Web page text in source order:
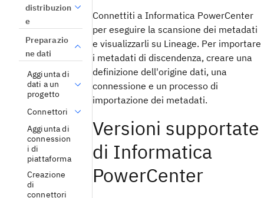
distribuzion
e
Preparazio
ne dati
Aggiunta di
dati a un
progetto
Connettori
Aggiunta di
connession
i di
piattaforma
Creazione
di
connettori
Connettiti a Informatica PowerCenter
per eseguire la scansione dei metadati
e visualizzarli su Lineage. Per importare
i metadati di discendenza, creare una
definizione dell'origine dati, una
connessione e un processo di
importazione dei metadati.
Versioni supportate
di Informatica
PowerCenter